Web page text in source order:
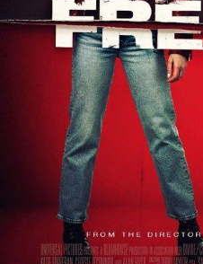
„Căsoaia nu este doar o
și un punct important
Găzduiește Parcul de
obiectiv de importanță
traseelor montane care fac
turistice, cum ar fi cetățile
infrastructură reprezintă
acestui patrimoniu natural
Bîlcea.